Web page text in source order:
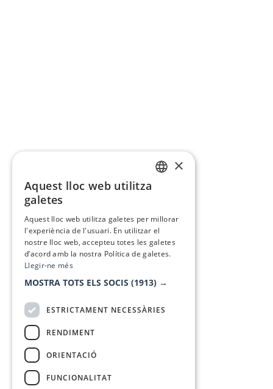
×
Aquest lloc web utilitza
galetes
Aquest lloc web utilitza galetes per millorar
l'experiència de l'usuari. En utilitzar el
nostre lloc web, accepteu totes les galetes
d’acord amb la nostra Política de galetes.
Llegir-ne més
MOSTRA TOTS ELS SOCIS (1913) →
ESTRICTAMENT NECESSÀRIES
RENDIMENT
ORIENTACIÓ
FUNCIONALITAT